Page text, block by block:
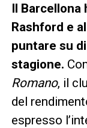
Il Barcellona
Rashford e
puntare su
stagione.
Romano, il
del
espresso